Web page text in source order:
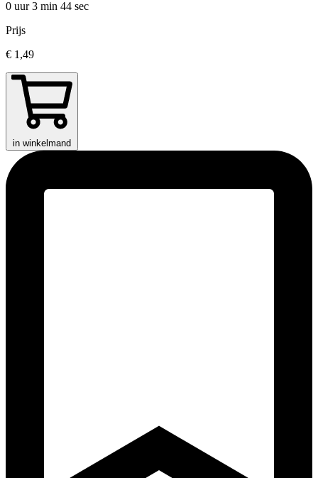
0 uur 3 min 44 sec
Prijs
€ 1,49
in winkelmand